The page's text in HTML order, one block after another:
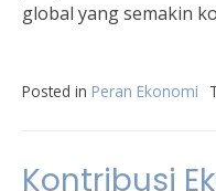
global yang semakin
Posted in Peran Ekonomi
Kontribusi